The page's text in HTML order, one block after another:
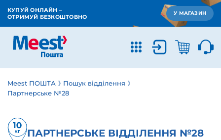
КУПУЙ ОНЛАЙН –
ОТРИМУЙ БЕЗКОШТОВНО
У МАГАЗИН
Meest ПОШТА
Пошук відділення
Партнерське №28
ПАРТНЕРСЬКЕ ВІДДІЛЕННЯ №28